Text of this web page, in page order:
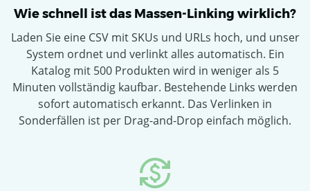
Wie schnell ist das Massen-Linking wirklich?
Laden Sie eine CSV mit SKUs und URLs hoch, und unser
System ordnet und verlinkt alles automatisch. Ein
Katalog mit 500 Produkten wird in weniger als 5
Minuten vollständig kaufbar. Bestehende Links werden
sofort automatisch erkannt. Das Verlinken in
Sonderfällen ist per Drag-and-Drop einfach möglich.